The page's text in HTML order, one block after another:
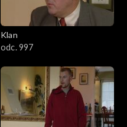
Klan
odc. 997